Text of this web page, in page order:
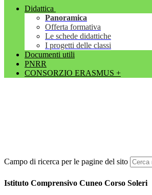
Didattica
Panoramica
Offerta formativa
Le schede didattiche
I progetti delle classi
Documenti utili
PNRR
CONSORZIO ERASMUS +
Campo di ricerca per le pagine del sito
Istituto Comprensivo Cuneo Corso Soleri